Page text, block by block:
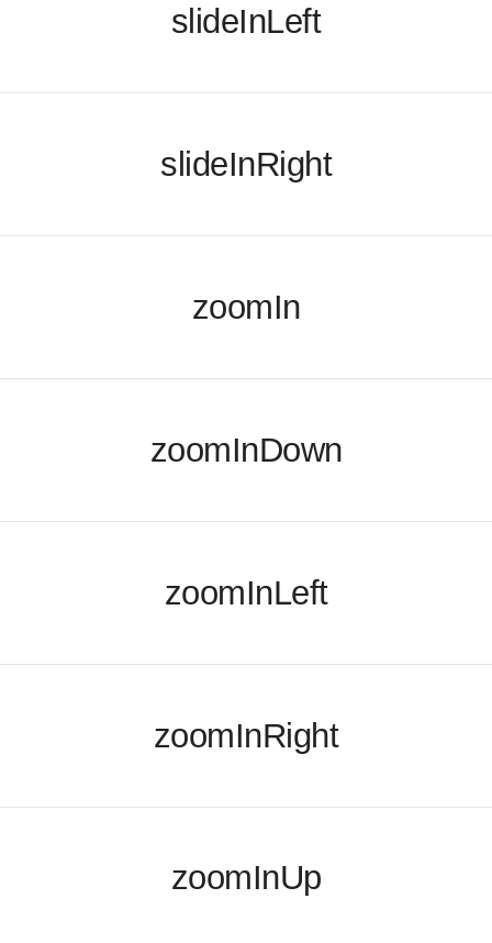
slideInLeft
slideInRight
zoomIn
zoomInDown
zoomInLeft
zoomInRight
zoomInUp